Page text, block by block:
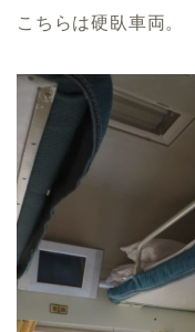
こちらは硬臥車両。